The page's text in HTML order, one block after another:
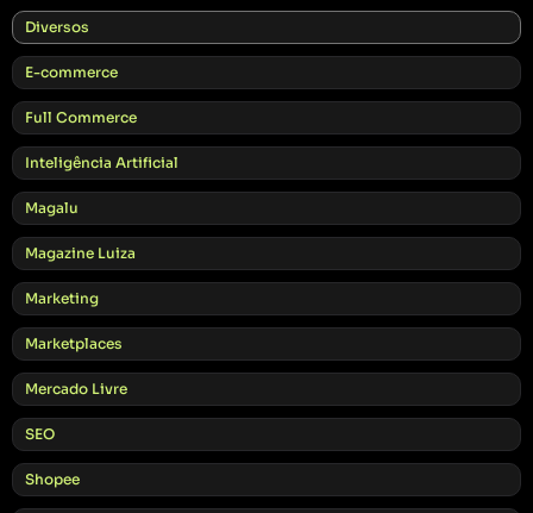
Diversos
E-commerce
Full Commerce
Inteligência Artificial
Magalu
Magazine Luiza
Marketing
Marketplaces
Mercado Livre
SEO
Shopee